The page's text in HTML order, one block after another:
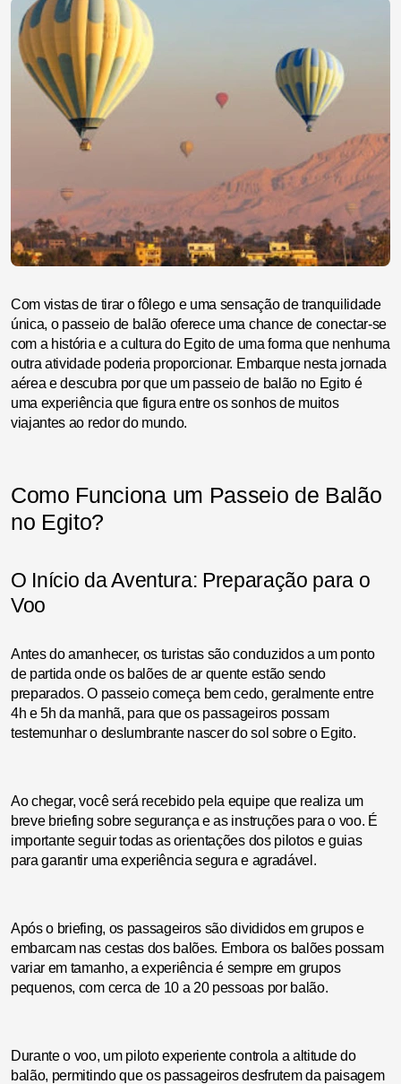
Com vistas de tirar o fôlego e uma sensação de tranquilidade
única, o passeio de balão oferece uma chance de conectar-se
com a história e a cultura do Egito de uma forma que nenhuma
outra atividade poderia proporcionar. Embarque nesta jornada
aérea e descubra por que um passeio de balão no Egito é
uma experiência que figura entre os sonhos de muitos
viajantes ao redor do mundo.
Como Funciona um Passeio de Balão
no Egito?
O Início da Aventura: Preparação para o
Voo
Antes do amanhecer, os turistas são conduzidos a um ponto
de partida onde os balões de ar quente estão sendo
preparados. O passeio começa bem cedo, geralmente entre
4h e 5h da manhã, para que os passageiros possam
testemunhar o deslumbrante nascer do sol sobre o Egito.
Ao chegar, você será recebido pela equipe que realiza um
breve briefing sobre segurança e as instruções para o voo. É
importante seguir todas as orientações dos pilotos e guias
para garantir uma experiência segura e agradável.
Após o briefing, os passageiros são divididos em grupos e
embarcam nas cestas dos balões. Embora os balões possam
variar em tamanho, a experiência é sempre em grupos
pequenos, com cerca de 10 a 20 pessoas por balão.
Durante o voo, um piloto experiente controla a altitude do
balão, permitindo que os passageiros desfrutem da paisagem